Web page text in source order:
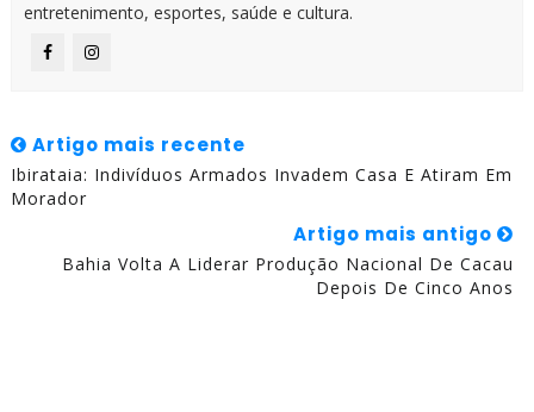
entretenimento, esportes, saúde e cultura.
Artigo mais recente
Ibirataia: Indivíduos Armados Invadem Casa E Atiram Em
Morador
Artigo mais antigo
Bahia Volta A Liderar Produção Nacional De Cacau
Depois De Cinco Anos